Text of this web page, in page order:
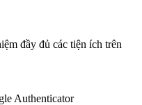
đầy đủ các tiện ích trên
Authenticator